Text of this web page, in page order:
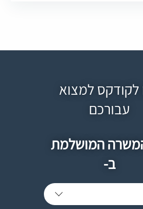
לקודקס למצוא
עבורכם
המושלמת
ב-